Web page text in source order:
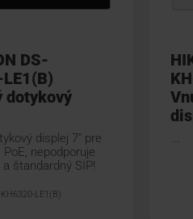
DS-
dotykový
displej 7" pre
nepodporuje
štandardný SIP!
KH6320-LE1(B)
...